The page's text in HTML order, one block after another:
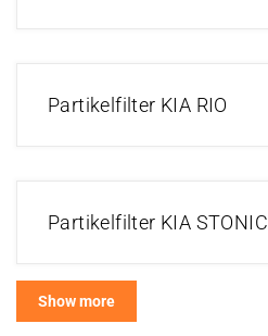
Partikelfilter KIA RIO
Partikelfilter KIA STONIC
Show more